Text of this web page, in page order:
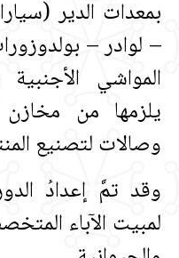
بمعدات الدير
– لوادر –
المواشي
يلزمها من
وصالات لتصنيع
وقد تمَّ إعدادُ
لمبيت الآباء